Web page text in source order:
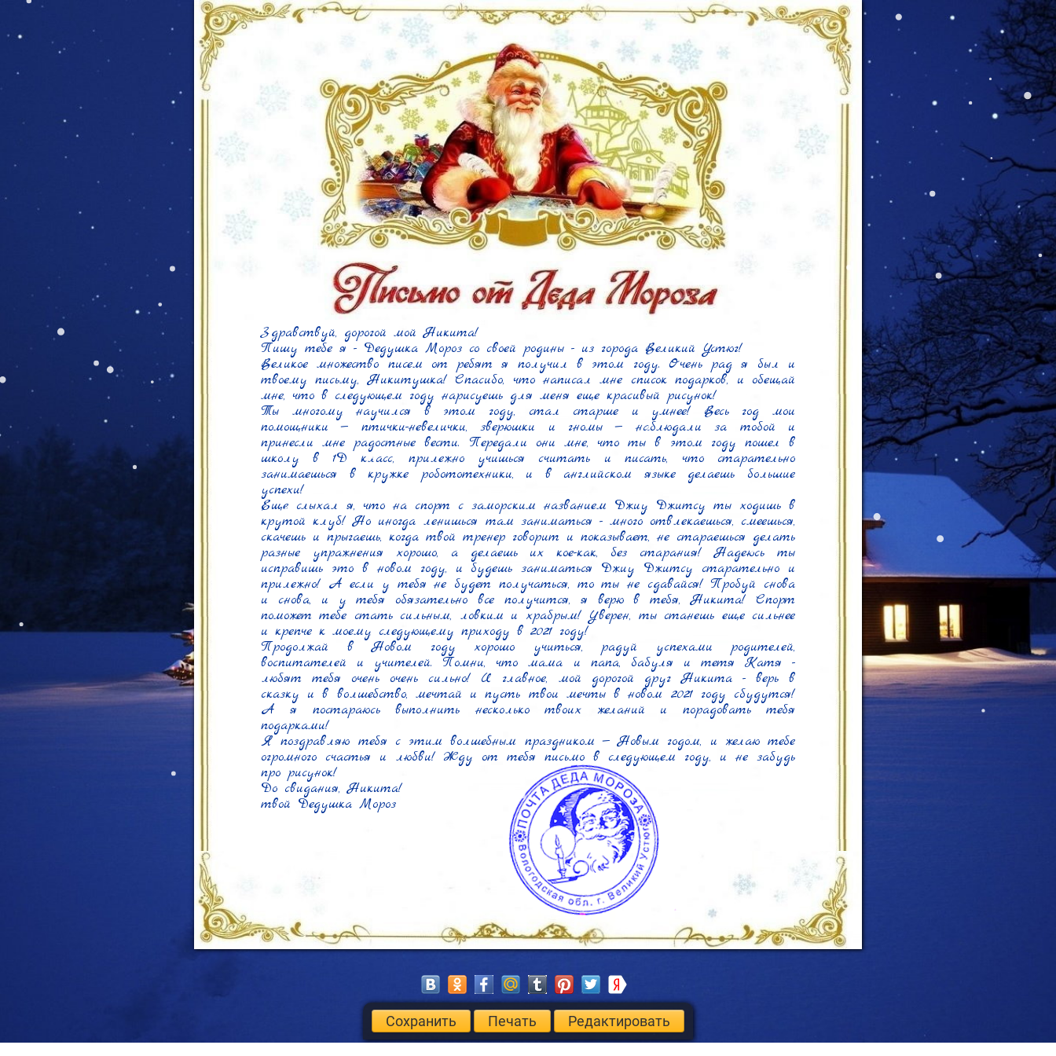
Здравствуй, дорогой мой Никита!
Пишу тебе я - Дедушка Мороз со своей родины - из города Великий Устюг!
Великое множество писем от ребят я получил в этом году. Очень рад я был и
твоему письму, Никитушка! Спасибо, что написал мне список подарков, и обещай
мне, что в следующем году нарисуешь для меня еще красивый рисунок!
Ты многому научился в этом году, стал старше и умнее! Весь год мои
помощники — птички-невелички, зверюшки и гномы — наблюдали за тобой и
принесли мне радостные вести. Передали они мне, что ты в этом году пошел в
школу в 1Д класс, прилежно учишься считать и писать, что старательно
занимаешься в кружке робототехники, и в английском языке делаешь большие
успехи!
Еще слыхал я, что на спорт с заморским названием Джиу Джитсу ты ходишь в
крутой клуб! Но иногда ленишься там заниматься - много отвлекаешься, смеешься,
скачешь и прыгаешь, когда твой тренер говорит и показывает, не стараешься делать
разные упражнения хорошо, а делаешь их кое-как, без старания! Надеюсь ты
исправишь это в новом году, и будешь заниматься Джиу Джитсу старательно и
прилежно! А если у тебя не будет получаться, то ты не сдавайся! Пробуй снова
и снова, и у тебя обязательно все получится, я верю в тебя, Никита! Спорт
поможет тебе стать сильным, ловким и храбрым! Уверен, ты станешь еще сильнее
и крепче к моему следующему приходу в 2021 году!
Продолжай в Новом году хорошо учиться, радуй успехами родителей,
воспитателей и учителей. Помни, что мама и папа, бабуля и тетя Катя -
любят тебя очень очень сильно! И главное, мой дорогой друг Никита - верь в
сказку и в волшебство, мечтай и пусть твои мечты в новом 2021 году сбудутся!
А я постараюсь выполнить несколько твоих желаний и порадовать тебя
подарками!
Я поздравляю тебя с этим волшебным праздником — Новым годом, и желаю тебе
огромного счастья и любви! Жду от тебя письмо в следующем году, и не забудь
про рисунок!
До свидания, Никита!
твой Дедушка Мороз
Сохранить Печать Редактировать